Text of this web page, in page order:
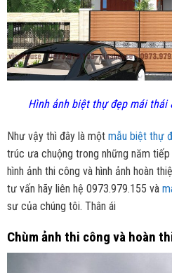
Hình ảnh biệt thự đẹp mái thái
Như vậy thì đây là một mẫu biệt thự
trúc ưa chuộng trong những năm
hình ảnh thi công và hình ảnh hoàn
tư vấn hãy liên hệ 0973.979.155 và
sư của chúng tôi. Thân ái
Chùm ảnh thi công và hoàn